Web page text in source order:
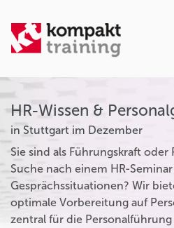
HR-Wissen &
in Stuttgart im Dezember
Sie sind als Führungskraft
Suche nach einem HR-
Gesprächssituationen? Wir
optimale Vorbereitung auf
zentral für die Personalführung